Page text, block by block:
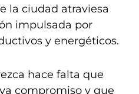
la ciudad atraviesa
impulsada por
y energéticos.
hace falta que
compromiso y que